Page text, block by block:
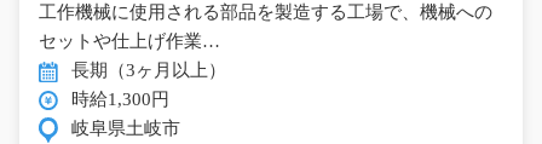
工作機械に使用される部品を製造する工場で、機械への
セットや仕上げ作業…
長期（3ヶ月以上）
時給1,300円
岐阜県土岐市